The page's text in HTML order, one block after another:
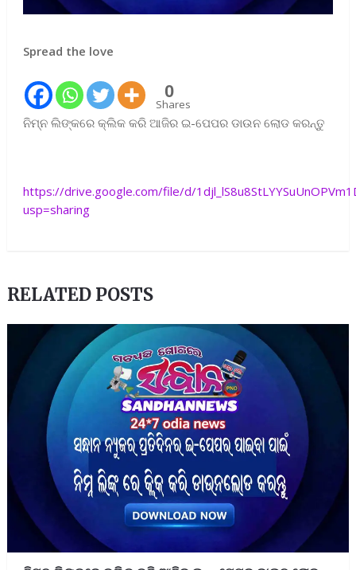
Spread the love
0
Shares
ନିମ୍ନ ଲିଙ୍କରେ କ୍ଲିକ କରି ଆଜିର ଇ-ପେପର ଡାଉନ ଲୋଡ କରନ୍ତୁ
https://drive.google.com/file/d/
usp=sharing
RELATED POSTS